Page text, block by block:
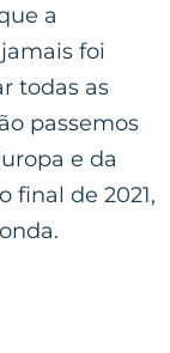
a
foi
todas as
passemos
e da
final de 2021,